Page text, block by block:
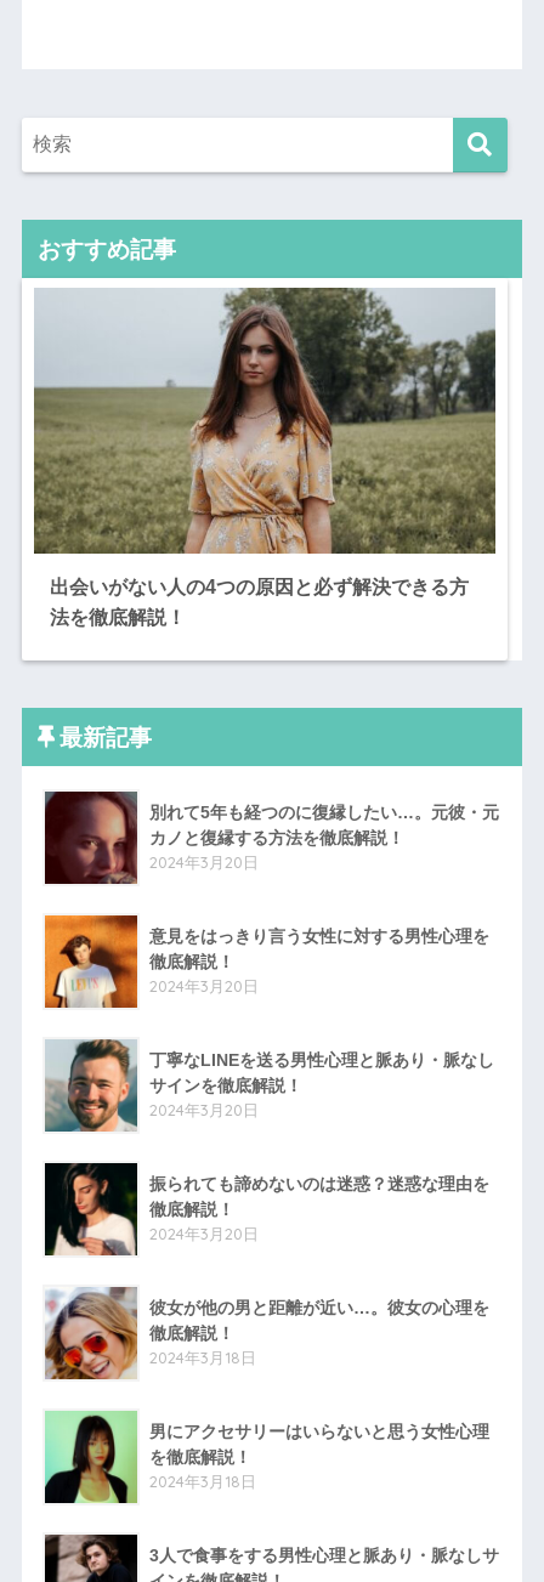
おすすめ記事
出会いがない人の4つの原因と必ず解決できる方
法を徹底解説！
最新記事
別れて5年も経つのに復縁したい…。元彼・元
カノと復縁する方法を徹底解説！
2024年3月20日
意見をはっきり言う女性に対する男性心理を
徹底解説！
2024年3月20日
丁寧なLINEを送る男性心理と脈あり・脈なし
サインを徹底解説！
2024年3月20日
振られても諦めないのは迷惑？迷惑な理由を
徹底解説！
2024年3月20日
彼女が他の男と距離が近い…。彼女の心理を
徹底解説！
2024年3月18日
男にアクセサリーはいらないと思う女性心理
を徹底解説！
2024年3月18日
3人で食事をする男性心理と脈あり・脈なしサ